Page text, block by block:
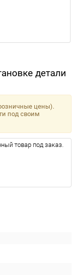
детали
цены).
под своим
товар под заказ.